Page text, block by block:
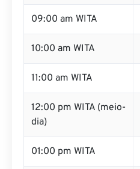
09:00 am WITA
10:00 am WITA
11:00 am WITA
12:00 pm WITA (meio-
dia)
01:00 pm WITA